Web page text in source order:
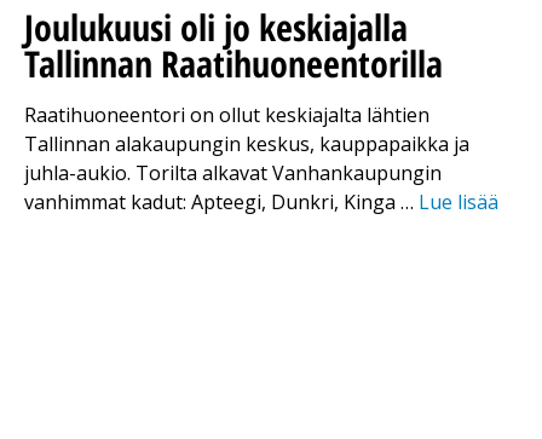
Joulukuusi oli jo keskiajalla
Tallinnan Raatihuoneentorilla
Raatihuoneentori on ollut keskiajalta lähtien
Tallinnan alakaupungin keskus, kauppapaikka ja
juhla-aukio. Torilta alkavat Vanhankaupungin
vanhimmat kadut: Apteegi, Dunkri, Kinga … Lue lisää